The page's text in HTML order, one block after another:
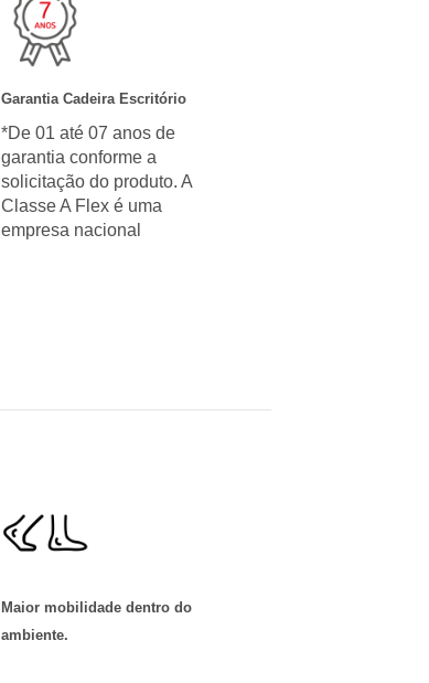
Garantia Cadeira Escritório
*De 01 até 07 anos de
garantia conforme a
solicitação do produto. A
Classe A Flex é uma
empresa nacional
Maior mobilidade dentro do
ambiente.